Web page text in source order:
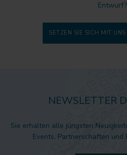
Entwurf?
SETZEN SIE SICH MIT
NEWSLETTER
Sie erhalten alle jüngsten
Events, Partnerschaften und